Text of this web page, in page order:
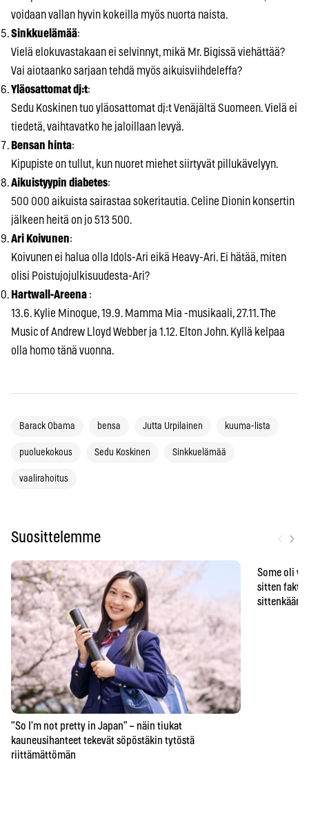
voidaan vallan hyvin kokeilla myös nuorta naista.
Sinkkuelämää:
Vielä elokuvastakaan ei selvinnyt, mikä Mr. Bigissä viehättää?
Vai aiotaanko sarjaan tehdä myös aikuisviihdeleffa?
Yläosattomat dj:t:
Sedu Koskinen tuo yläosattomat dj:t Venäjältä Suomeen. Vielä ei
tiedetä, vaihtavatko he jaloillaan levyä.
Bensan hinta:
Kipupiste on tullut, kun nuoret miehet siirtyvät pillukävelyyn.
Aikuistyypin diabetes:
500 000 aikuista sairastaa sokeritautia. Celine Dionin konsertin
jälkeen heitä on jo 513 500.
Ari Koivunen:
Koivunen ei halua olla Idols-Ari eikä Heavy-Ari. Ei hätää, miten
olisi Poistujojulkisuudesta-Ari?
Hartwall-Areena :
13.6. Kylie Minogue, 19.9. Mamma Mia -musikaali, 27.11. The
Music of Andrew Lloyd Webber ja 1.12. Elton John. Kyllä kelpaa
olla homo tänä vuonna.
Barack Obama bensa Jutta Urpilainen kuuma-lista
puoluekokous Sedu Koskinen Sinkkuelämää
vaalirahoitus
Suosittelemme ›
”So I’m not pretty in Japan” – näin tiukat
kauneusihanteet tekevät söpöstäkin tytöstä
riittämättömän
Some oli
sitten
sittenkään